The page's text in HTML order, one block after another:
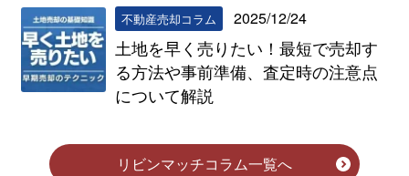
不動産売却コラム 2025/12/24
土地を早く売りたい！最短で売却す
る方法や事前準備、査定時の注意点
について解説
リビンマッチコラム一覧へ